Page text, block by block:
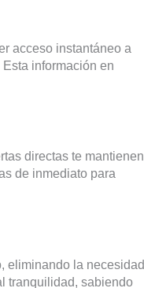
acceso instantáneo a
información en
directas te mantienen
de inmediato para
eliminando la necesidad
tranquilidad, sabiendo